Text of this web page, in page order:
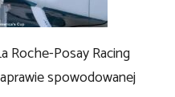
Roche-Posay Racing
spowodowanej